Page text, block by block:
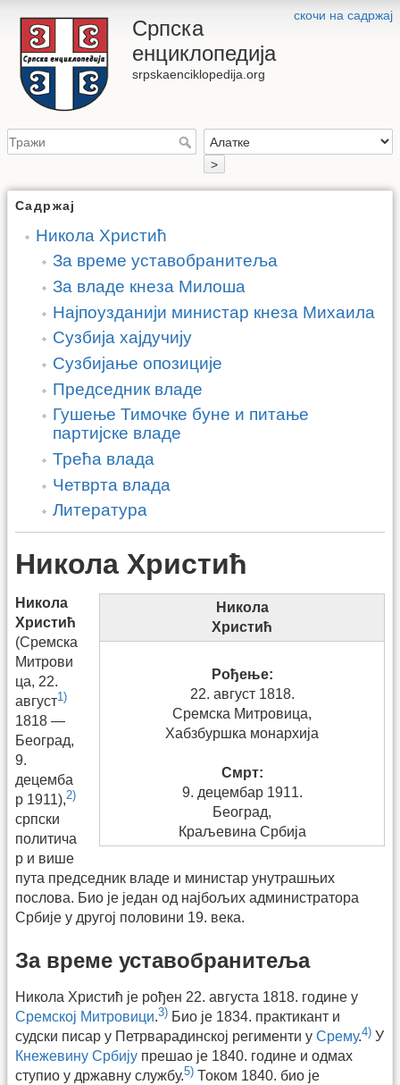
скочи на садржај
Српска
енциклопедија
srpskaenciklopedija.org
>
Садржај
Никола Христић
За време уставобранитеља
За владе кнеза Милоша
Најпоузданији министар кнеза Михаила
Сузбија хајдучију
Сузбијање опозиције
Председник владе
Гушење Тимочке буне и питање
партијске владе
Трећа влада
Четврта влада
Литература
Никола Христић
Никола
Христић
Рођење:
22. август 1818.
Сремска Митровица,
Хабзбуршка монархија
Смрт:
9. децембар 1911.
Београд,
Краљевина Србија
Никола
Христић
(Сремска
Митрови
ца, 22.
август1)
1818 —
Београд,
9.
децемба
р 1911),2)
српски
политича
р и више
пута председник владе и министар унутрашњих
послова. Био је један од најбољих администратора
Србије у другој половини 19. века.
За време уставобранитеља
Никола Христић је рођен 22. августа 1818. године у
Сремској Митровици.3) Био је 1834. практикант и
судски писар у Петрварадинској регименти у Срему.4) У
Кнежевину Србију прешао је 1840. године и одмах
ступио у државну службу.5) Током 1840. био је